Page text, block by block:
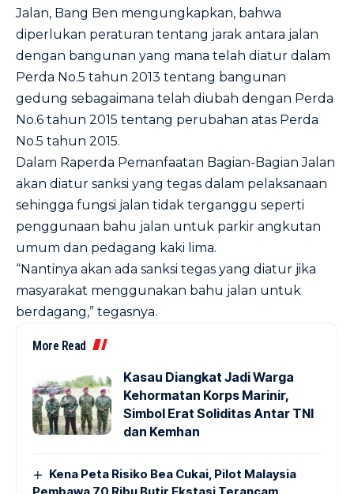
Jalan, Bang Ben mengungkapkan, bahwa
diperlukan peraturan tentang jarak antara jalan
dengan bangunan yang mana telah diatur dalam
Perda No.5 tahun 2013 tentang bangunan
gedung sebagaimana telah diubah dengan Perda
No.6 tahun 2015 tentang perubahan atas Perda
No.5 tahun 2015.
Dalam Raperda Pemanfaatan Bagian-Bagian Jalan
akan diatur sanksi yang tegas dalam pelaksanaan
sehingga fungsi jalan tidak terganggu seperti
penggunaan bahu jalan untuk parkir angkutan
umum dan pedagang kaki lima.
“Nantinya akan ada sanksi tegas yang diatur jika
masyarakat menggunakan bahu jalan untuk
berdagang,” tegasnya.
More Read
Kasau Diangkat Jadi Warga
Kehormatan Korps Marinir,
Simbol Erat Soliditas Antar TNI
dan Kemhan
Kena Peta Risiko Bea Cukai, Pilot Malaysia